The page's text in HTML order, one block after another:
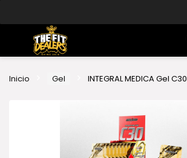
Inicio Gel INTEGRAL MEDICA Gel C30